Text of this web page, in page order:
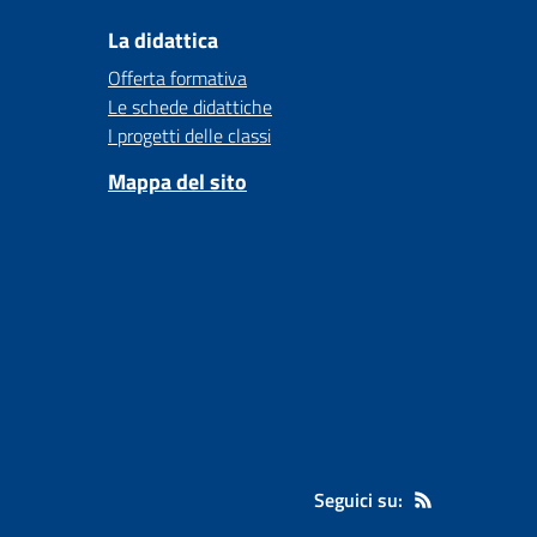
La didattica
Offerta formativa
Le schede didattiche
I progetti delle classi
Mappa del sito
Seguici su: